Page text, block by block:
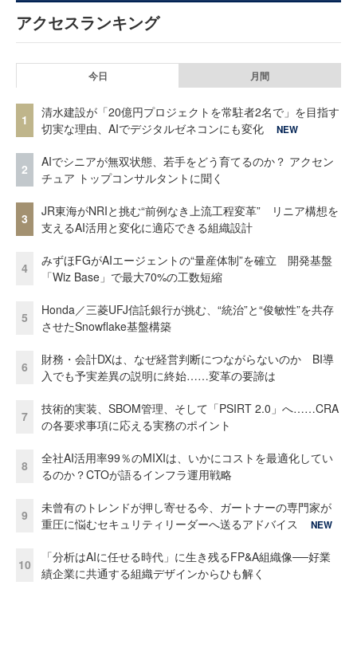
アクセスランキング
今日 月間
1
清水建設が「20億円プロジェクトを常駐者2名で」を目指す
切実な理由、AIでデジタルゼネコンにも変化
NEW
2
AIでシニアが無双状態、若手をどう育てるのか？ アクセン
チュア トップコンサルタントに聞く
3
JR東海がNRIと挑む“前例なき上流工程変革” リニア構想を
支えるAI活用と変化に適応できる組織設計
4
みずほFGがAIエージェントの“量産体制”を確立 開発基盤
「Wiz Base」で最大70%の工数短縮
5
Honda／三菱UFJ信託銀行が挑む、“統治”と“俊敏性”を共存
させたSnowflake基盤構築
6
財務・会計DXは、なぜ経営判断につながらないのか BI導
入でも予実差異の説明に終始……変革の要諦は
7
技術的実装、SBOM管理、そして「PSIRT 2.0」へ……CRA
の各要求事項に応える実務のポイント
8
全社AI活用率99％のMIXIは、いかにコストを最適化してい
るのか？CTOが語るインフラ運用戦略
9
未曾有のトレンドが押し寄せる今、ガートナーの専門家が
重圧に悩むセキュリティリーダーへ送るアドバイス
NEW
10
「分析はAIに任せる時代」に生き残るFP&A組織像──好業
績企業に共通する組織デザインからひも解く